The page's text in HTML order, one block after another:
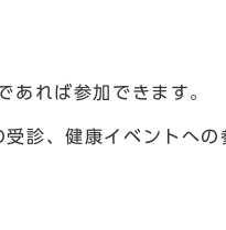
れば参加できます。
診、健康イベントへ